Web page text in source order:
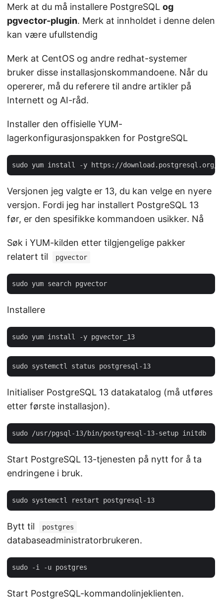
Merk at du må installere PostgreSQL og
pgvector-plugin. Merk at innholdet i denne delen
kan være ufullstendig
Merk at CentOS og andre redhat-systemer
bruker disse installasjonskommandoene. Når du
opererer, må du referere til andre artikler på
Internett og AI-råd.
Installer den offisielle YUM-
lagerkonfigurasjonspakken for PostgreSQL
Versjonen jeg valgte er 13, du kan velge en nyere
versjon. Fordi jeg har installert PostgreSQL 13
før, er den spesifikke kommandoen usikker. Nå
Søk i YUM-kilden etter tilgjengelige pakker
relatert til
pgvector
Installere
Initialiser PostgreSQL 13 datakatalog (må utføres
etter første installasjon).
Start PostgreSQL 13-tjenesten på nytt for å ta
endringene i bruk.
Bytt til postgres
databaseadministratorbrukeren.
Start PostgreSQL-kommandolinjeklienten.